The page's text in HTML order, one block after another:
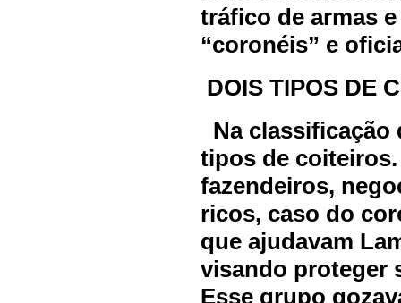
tráfico de armas
“coronéis” e
DOIS TIPOS DE
Na
tipos de
fazendeiros,
ricos, caso do
que ajudavam
visando proteger
Esse grupo